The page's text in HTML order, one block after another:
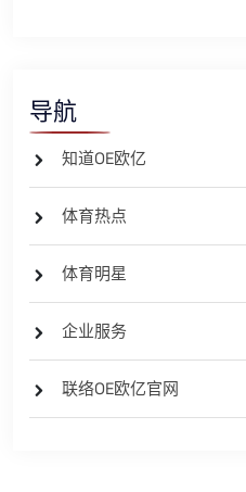
导航
知道OE欧亿
体育热点
体育明星
企业服务
联络OE欧亿官网